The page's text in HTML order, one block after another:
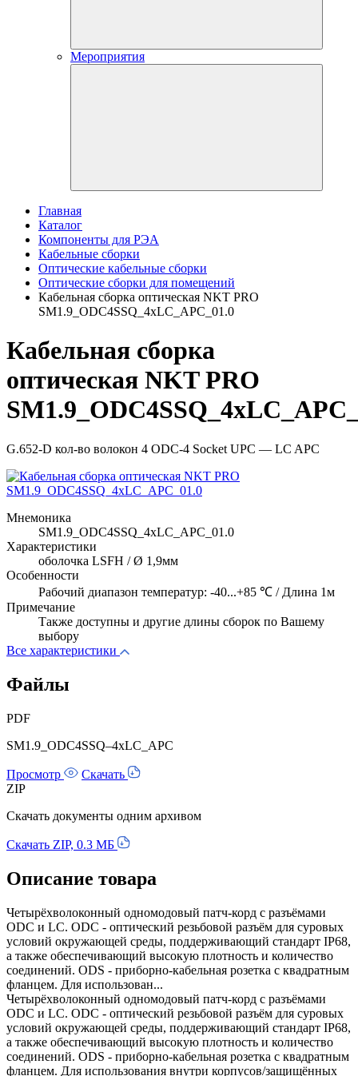
Мероприятия
Главная
Каталог
Компоненты для РЭА
Кабельные сборки
Оптические кабельные сборки
Оптические сборки для помещений
Кабельная сборка оптическая NKT PRO
SM1.9_ODC4SSQ_4xLC_APC_01.0
Кабельная сборка
оптическая NKT PRO
G.652-D кол-во волокон 4 ODC-4 Socket UPC — LC APC
Мнемоника
SM1.9_ODC4SSQ_4xLC_APC_01.0
Характеристики
оболочка LSFH / Ø 1,9мм
Особенности
Рабочий диапазон температур: -40...+85 ℃ / Длина 1м
Примечание
Также доступны и другие длины сборок по Вашему
выбору
Все характеристики
Файлы
PDF
SM1.9_ODC4SSQ–4xLC_APC
Просмотр
Скачать
ZIP
Скачать документы одним архивом
Скачать ZIP, 0.3 МБ
Описание товара
Четырёхволоконный одномодовый патч-корд с разъёмами
ODC и LC. ODC - оптический резьбовой разъём для суровых
условий окружающей среды, поддерживающий стандарт IP68,
а также обеспечивающий высокую плотность и количество
соединений. ODS - приборно-кабельная розетка с квадратным
фланцем. Для использован...
Четырёхволоконный одномодовый патч-корд с разъёмами
ODC и LC. ODC - оптический резьбовой разъём для суровых
условий окружающей среды, поддерживающий стандарт IP68,
а также обеспечивающий высокую плотность и количество
соединений. ODS - приборно-кабельная розетка с квадратным
фланцем. Для использования внутри корпусов/защищённых